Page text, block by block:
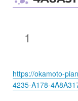
1
https://okamoto-
4235-A178-